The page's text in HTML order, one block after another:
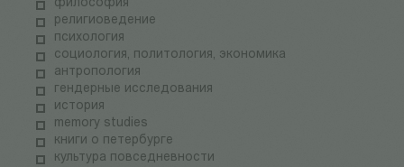
философия
религиоведение
психология
социология, политология, экономика
антропология
гендерные исследования
история
memory studies
книги о петербурге
культура повседневности